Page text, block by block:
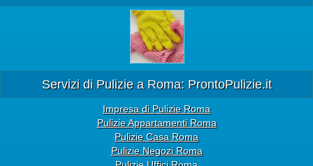
Servizi di Pulizie a Roma: ProntoPulizie.it
Impresa di Pulizie Roma
Pulizie Appartamenti Roma
Pulizie Casa Roma
Pulizie Negozi Roma